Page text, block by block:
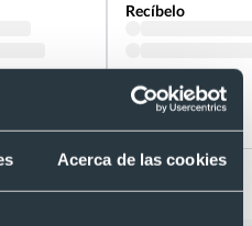
Acerca de las cookies
Recíbelo